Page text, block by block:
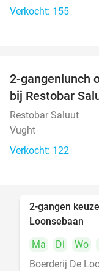
Verkocht: 155
2-gangenlunch
bij Restobar
Restobar Saluut
Vught
Verkocht: 122
2-gangen
Loonsebaan
Ma
Di Wo
Boerderij De